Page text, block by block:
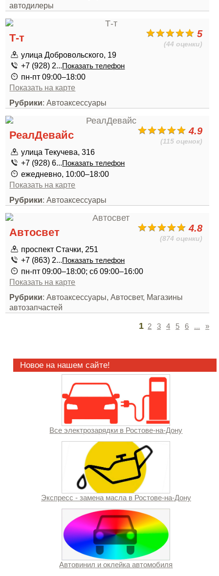
автодилеры
5
(44 оценки)
Т-т
улица Добровольского, 19
+7 (928) 2...Показать телефон
пн-пт 09:00–18:00
Показать на карте
Рубрики: Автоаксессуары
4.9
(115 оценок)
РеалДевайс
улица Текучева, 316
+7 (928) 6...Показать телефон
ежедневно, 10:00–18:00
Показать на карте
Рубрики: Автоаксессуары
4.8
(874 оценки)
Автосвет
проспект Стачки, 251
+7 (863) 2...Показать телефон
пн-пт 09:00–18:00; сб 09:00–16:00
Показать на карте
Рубрики: Автоаксессуары, Автосвет, Магазины
автозапчастей
1 2 3 4 5 6 ... »
Новое на нашем сайте!
Все электрозарядки в Ростове-на-Дону
Экспресс - замена масла в Ростове-на-Дону
Автовинил и оклейка автомобиля